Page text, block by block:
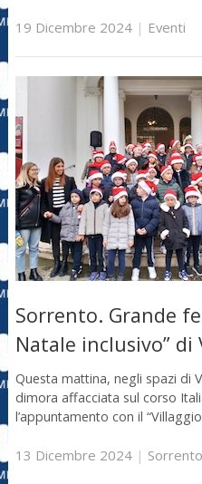
19 Dicembre 2024| Eventi
Sorrento. Grande
Natale inclusivo”
Questa mattina, negli spazi di
dimora affacciata sul corso
l’appuntamento con il
13 Dicembre 2024| Sorrento